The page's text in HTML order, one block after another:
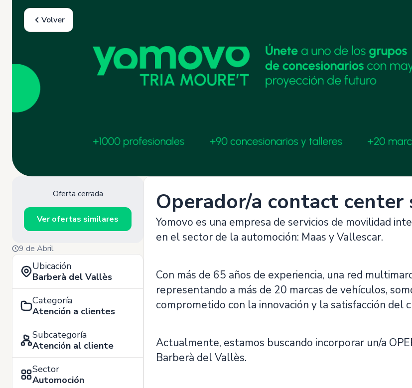
Volver
Oferta cerrada
Ver ofertas similares
9 de Abril
Ubicación
Barberà del Vallès
Categoría
Atención a clientes
Subcategoría
Atención al cliente
Sector
Automoción
Operador/a contact center
Yomovo es una empresa de servicios de movilidad
en el sector de la automoción: Maas y Vallescar.
Con más de 65 años de experiencia, una red
representando a más de 20 marcas de vehículos,
comprometido con la innovación y la satisfacción del
Actualmente, estamos buscando incorporar un/a
Barberà del Vallès.